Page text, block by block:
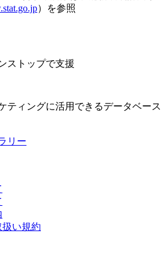
）を参照
ストップで支援
ティングに活用できるデータベース
扱い規約